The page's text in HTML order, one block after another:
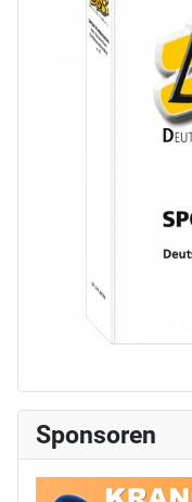
Sponsoren